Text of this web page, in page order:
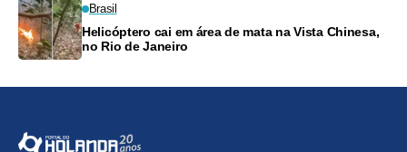
Brasil
Helicóptero cai em área de mata na Vista Chinesa,
no Rio de Janeiro